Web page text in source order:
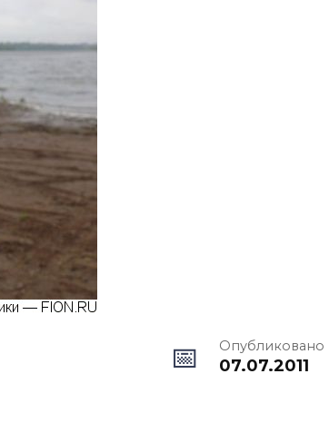
Опубликовано
07.07.2011